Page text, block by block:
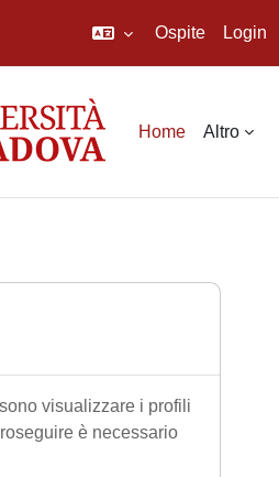
Ospite Login
Home Altro
visualizzare i profili
è necessario